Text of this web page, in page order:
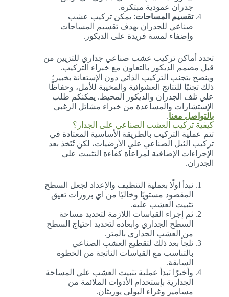
جدران عمودية مبتكرة.
تقسيم المساحات: يمكن تركيب عشب
صناعي للجدران بهدف تقسيم المساحات
وإضفاء لمسة فريدة على الديكور.
تحدد أماكن تركيب عشب صناعي جداري للتزيين من
قبل مصمم الديكور بالتعاون مع خبراء التركيب.
وينصح بتجنب التركيب الذاتي دون الإستعانة بخبير؛
ذلك تجنبًا للنتائج العشوائية والمخيبة للأمل، وحفاظًا
علي تلف الجدران والديكور المحيط. يمكنكم طلب
الإستشارات والمساعدة من خبراء مشاتل الزغبي
بالتواصل معنا.
كيفية تركيب العشب الصناعي على الجدار؟
تتم عملية التركيب بالطريقة الأساسية المعتادة في
تركيب الثيل الصناعي علي الأرضيات، لكن تُتَخذ بعد
الإجراءات الإضافية لمراعاة كفاءة التثبيت علي
الجدران.
نبدأ اولًا بعملية التنظيف والإعداد لجعل السطح
المقصود مستويًا وخاليًا من اي بروزات تعيق
تثبيت العشب عليه.
ثم إجراء القياسات اللازمة لتحديد مساحة
السطح الجداري وابعاده لتحديد احتياج السطح
من العشب الجداري بالمتر.
نلجأ بعد ذلك لتقطيع العشب الصناعي
بالتناسب مع القياسات الناتجة من الخطوة
السابقة.
وأخيرًا تبدأ عملية تثبيت العشب علي المساحة
الجدارية بإستخدام الأدوات الملائمة من
مسامير وغراء البولي يوريثان.